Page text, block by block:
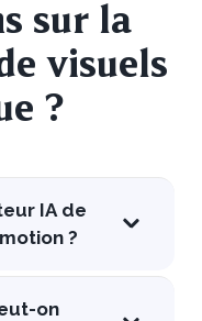
sur la
visuels
?
IA de
?
on